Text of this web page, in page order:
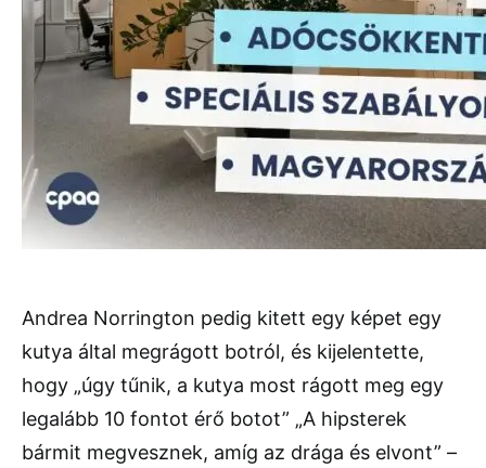
Andrea Norrington pedig kitett egy képet egy
kutya által megrágott botról, és kijelentette,
hogy „úgy tűnik, a kutya most rágott meg egy
legalább 10 fontot érő botot” „A hipsterek
bármit megvesznek, amíg az drága és elvont” –